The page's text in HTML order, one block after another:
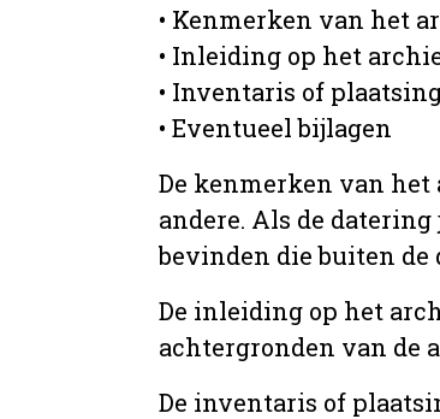
• Kenmerken van het
• Inleiding op het
• Inventaris of
• Eventueel bijlagen
De kenmerken van het
andere. Als de
bevinden die buiten
De inleiding op het
achtergronden van de
De inventaris of